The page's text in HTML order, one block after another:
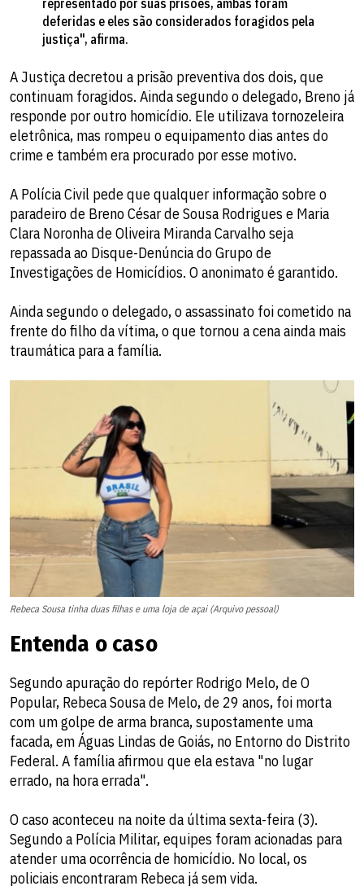
deferidas e eles são considerados foragidos pela
justiça", afirma.
A Justiça decretou a prisão preventiva dos dois, que
continuam foragidos. Ainda segundo o delegado, Breno já
responde por outro homicídio. Ele utilizava tornozeleira
eletrônica, mas rompeu o equipamento dias antes do
crime e também era procurado por esse motivo.
A Polícia Civil pede que qualquer informação sobre o
paradeiro de Breno César de Sousa Rodrigues e Maria
Clara Noronha de Oliveira Miranda Carvalho seja
repassada ao Disque-Denúncia do Grupo de
Investigações de Homicídios. O anonimato é garantido.
Ainda segundo o delegado, o assassinato foi cometido na
frente do filho da vítima, o que tornou a cena ainda mais
traumática para a família.
Rebeca Sousa tinha duas filhas e uma loja de açai (Arquivo pessoal)
Entenda o caso
Segundo apuração do repórter Rodrigo Melo, de O
Popular, Rebeca Sousa de Melo, de 29 anos, foi morta
com um golpe de arma branca, supostamente uma
facada, em Águas Lindas de Goiás, no Entorno do Distrito
Federal. A família afirmou que ela estava "no lugar
errado, na hora errada".
O caso aconteceu na noite da última sexta-feira (3).
Segundo a Polícia Militar, equipes foram acionadas para
atender uma ocorrência de homicídio. No local, os
policiais encontraram Rebeca já sem vida.